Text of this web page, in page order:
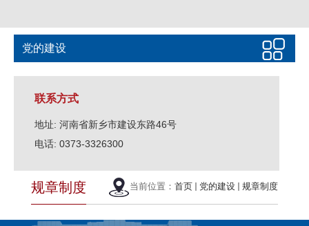
党的建设
联系方式
地址: 河南省新乡市建设东路46号
电话: 0373-3326300
当前位置： 首页 党的建设 规章制度
规章制度